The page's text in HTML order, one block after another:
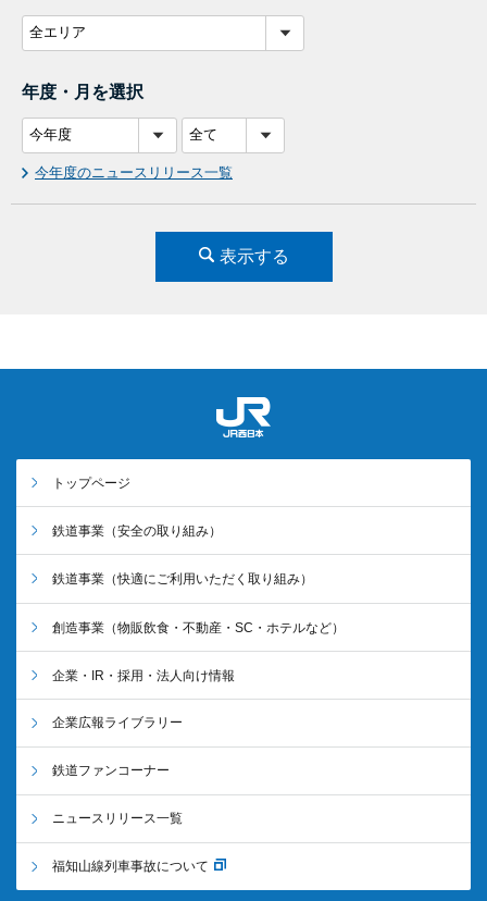
年度・月を選択
今年度のニュースリリース一覧
表示する
トップページ
鉄道事業 （安全の取り組み）
鉄道事業 （快適にご利用いただく取り組み）
創造事業 （物販飲食・不動産・SC・ホテルなど）
企業・IR・採用・法人向け情報
企業広報ライブラリー
鉄道ファンコーナー
ニュースリリース一覧
福知山線列車事故について